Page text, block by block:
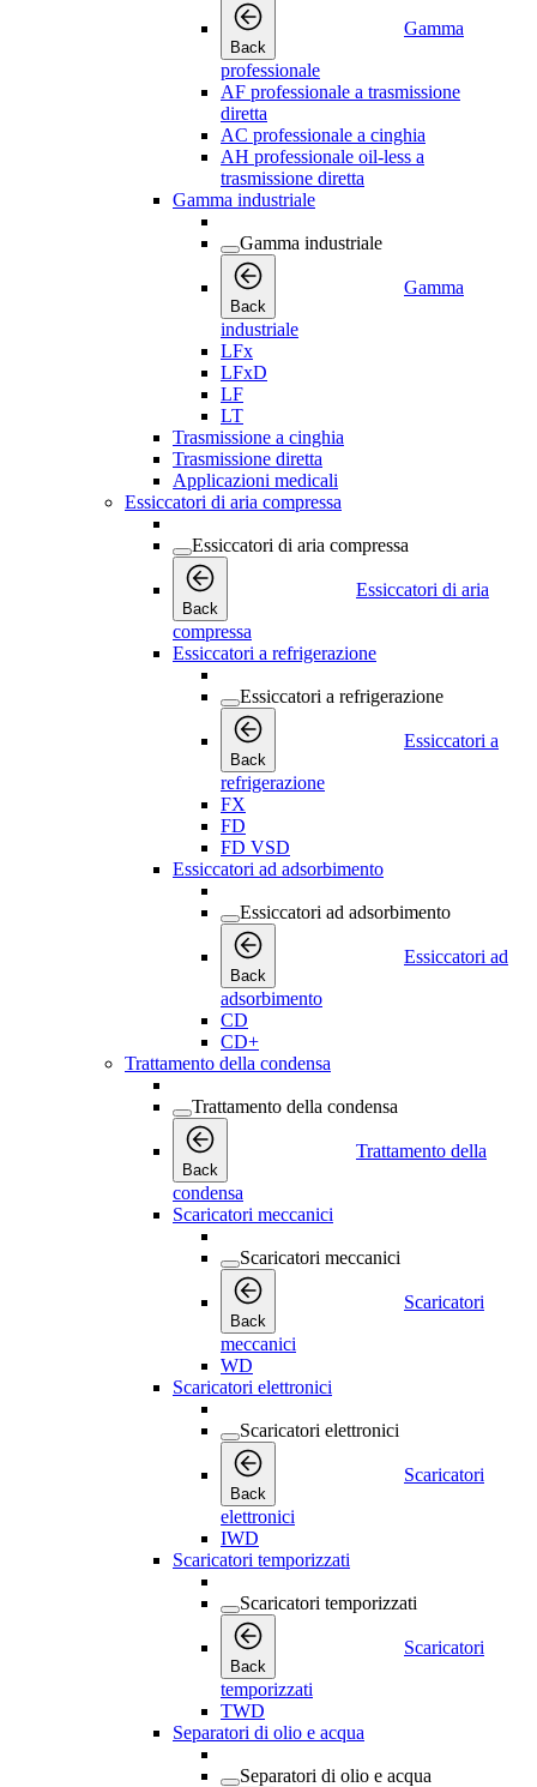
Back
Gamma
professionale
AF professionale a trasmissione
diretta
AC professionale a cinghia
AH professionale oil-less a
trasmissione diretta
Gamma industriale
Gamma industriale
Back
Gamma
industriale
LFx
LFxD
LF
LT
Trasmissione a cinghia
Trasmissione diretta
Applicazioni medicali
Essiccatori di aria compressa
Essiccatori di aria compressa
Back
Essiccatori di aria
compressa
Essiccatori a refrigerazione
Essiccatori a refrigerazione
Back
Essiccatori a
refrigerazione
FX
FD
FD VSD
Essiccatori ad adsorbimento
Essiccatori ad adsorbimento
Back
Essiccatori ad
adsorbimento
CD
CD+
Trattamento della condensa
Trattamento della condensa
Back
Trattamento della
condensa
Scaricatori meccanici
Scaricatori meccanici
Back
Scaricatori
meccanici
WD
Scaricatori elettronici
Scaricatori elettronici
Back
Scaricatori
elettronici
IWD
Scaricatori temporizzati
Scaricatori temporizzati
Back
Scaricatori
temporizzati
TWD
Separatori di olio e acqua
Separatori di olio e acqua